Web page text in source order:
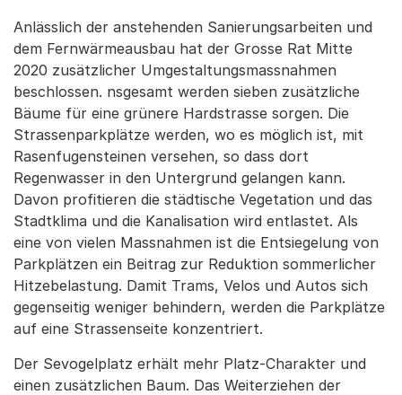
Anlässlich der anstehenden Sanierungsarbeiten und
dem Fernwärmeausbau hat der Grosse Rat Mitte
2020 zusätzlicher Umgestaltungsmassnahmen
beschlossen. nsgesamt werden sieben zusätzliche
Bäume für eine grünere Hardstrasse sorgen. Die
Strassenparkplätze werden, wo es möglich ist, mit
Rasenfugensteinen versehen, so dass dort
Regenwasser in den Untergrund gelangen kann.
Davon profitieren die städtische Vegetation und das
Stadtklima und die Kanalisation wird entlastet. Als
eine von vielen Massnahmen ist die Entsiegelung von
Parkplätzen ein Beitrag zur Reduktion sommerlicher
Hitzebelastung. Damit Trams, Velos und Autos sich
gegenseitig weniger behindern, werden die Parkplätze
auf eine Strassenseite konzentriert.
Der Sevogelplatz erhält mehr Platz-Charakter und
einen zusätzlichen Baum. Das Weiterziehen der